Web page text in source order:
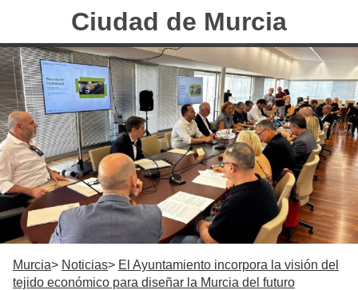
Ciudad de Murcia
Murcia Noticias
El Ayuntamiento incorpora la visión del
tejido económico para diseñar la Murcia del futuro